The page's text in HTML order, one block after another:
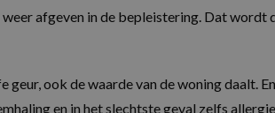
afgeven in de bepleistering. Dat
geur, ook de waarde van de woning daalt.
en in het slechtste geval zelfs